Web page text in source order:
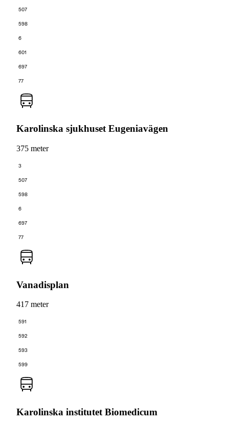
507
598
6
601
697
77
Karolinska sjukhuset Eugeniavägen
375 meter
3
507
598
6
697
77
Vanadisplan
417 meter
591
592
593
599
Karolinska institutet Biomedicum